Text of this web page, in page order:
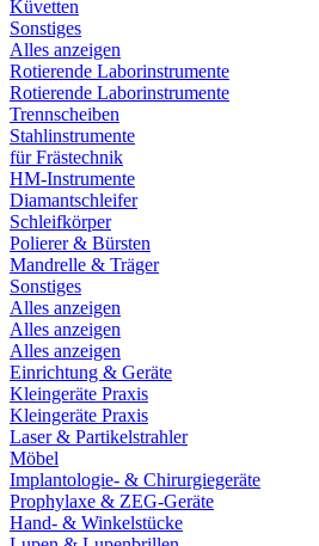
Küvetten
Sonstiges
Alles anzeigen
Rotierende Laborinstrumente
Rotierende Laborinstrumente
Trennscheiben
Stahlinstrumente
für Frästechnik
HM-Instrumente
Diamantschleifer
Schleifkörper
Polierer & Bürsten
Mandrelle & Träger
Sonstiges
Alles anzeigen
Alles anzeigen
Alles anzeigen
Einrichtung & Geräte
Kleingeräte Praxis
Kleingeräte Praxis
Laser & Partikelstrahler
Möbel
Implantologie- & Chirurgiegeräte
Prophylaxe & ZEG-Geräte
Hand- & Winkelstücke